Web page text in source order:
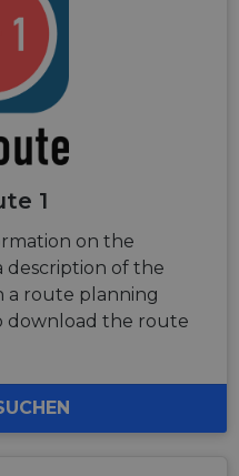
1
on the
description of the
a route planning
download the route